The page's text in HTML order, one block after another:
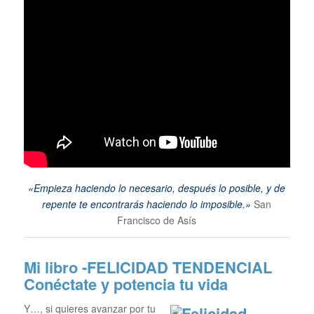
«Empieza haciendo lo necesario, después lo posible, y de
repente te encontrarás haciendo lo imposible.» San
Francisco de Asís
Mi libro -FELICIDAD TENDENCIAL
Conéctate y potencia tu vida
Y…, si quieres avanzar por tu